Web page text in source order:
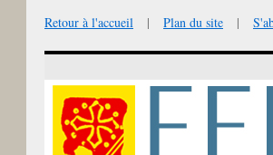
Retour à l'accueil | Plan du site |